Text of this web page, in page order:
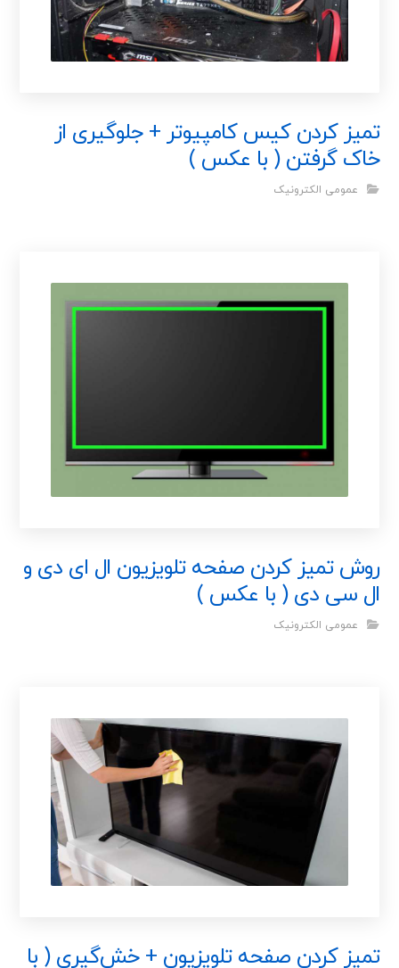
تمیز کردن کیس کامپیوتر + جلوگیری از
خاک گرفتن ( با عکس )
عمومی الکترونیک
روش تمیز کردن صفحه تلویزیون ال ای دی و
ال سی دی ( با عکس )
عمومی الکترونیک
تمیز کردن صفحه تلویزیون + خش‌گیری ( با